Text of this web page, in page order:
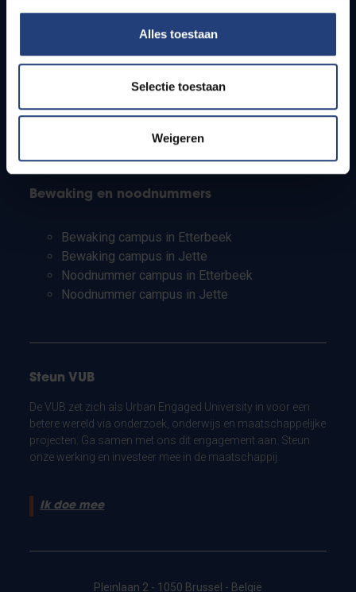
Alles toestaan
Selectie toestaan
Weigeren
Studenten
PhD-studenten
Leerkrachten en secundaire scholen
Bewaking en noodnummers
Bewaking campus in Etterbeek
Bewaking campus in Jette
Noodnummer campus in Etterbeek
Noodnummer campus in Jette
Steun VUB
De VUB zet zich als Urban Engaged University in voor een
betere wereld via onderzoek, onderwijs en maatschappelijke
projecten. Ga samen met ons dit engagement aan. Steun
onze werking en investeer mee in de maatschappij.
Ik doe mee
Pleinlaan 2 - 1050 Brussel - België